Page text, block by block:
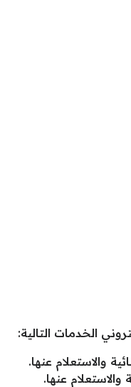
الخدمات التالية:
والاستعلام عنها.
عنها.